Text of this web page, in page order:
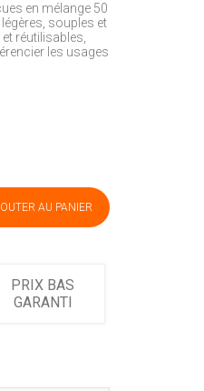
en mélange 50
souples et
réutilisables,
les usages
AU PANIER
PRIX BAS
GARANTI